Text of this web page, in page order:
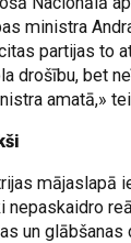
ministra
partijas to
drošību, bet
amatā,»
mājaslapā
un